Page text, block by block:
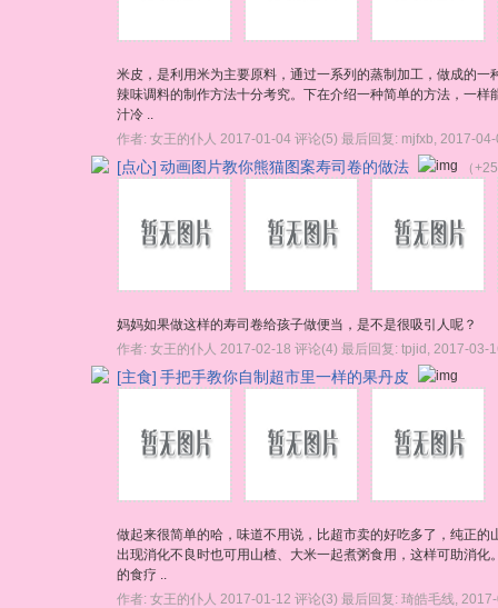
米皮，是利用米为主要原料，通过一系列的蒸制加工，做成的
辣味调料的制作方法十分考究。下在介绍一种简单的方法，一
汁冷 ..
作者: 女王的仆人 2017-01-04 评论(5) 最后回复: mjfxb 2017-
[点心] 动画图片教你熊猫图案寿司卷的做法 （
妈妈如果做这样的寿司卷给孩子做便当，是不是很吸引人呢？
作者: 女王的仆人 2017-02-18 评论(4) 最后回复: tpjid 2017-03-
[主食] 手把手教你自制超市里一样的果丹皮
做起来很简单的哈，味道不用说，比超市卖的好吃多了，纯正
出现消化不良时也可用山楂、大米一起煮粥食用，这样可助消
的食疗 ..
作者: 女王的仆人 2017-01-12 评论(3) 最后回复: 琦皓毛线